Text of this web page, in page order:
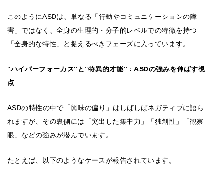
このようにASDは、単なる「行動やコミュニケーションの障
害」ではなく、全身の生理的・分子的レベルでの特徴を持つ
「全身的な特性」と捉えるべきフェーズに入っています。
“ハイパーフォーカス”と“特異的才能”：ASDの強みを伸ばす視
点
ASDの特性の中で「興味の偏り」はしばしばネガティブに語ら
れますが、その裏側には「突出した集中力」「独創性」「観察
眼」などの強みが潜んでいます。
たとえば、以下のようなケースが報告されています。